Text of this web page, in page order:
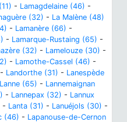
- Lamagdelaine (46) -
(32) - La Malène (48)
- Lamanère (66) -
- Lamarque-Rustaing (65) -
(32) - Lamelouze (30) -
- Lamothe-Cassel (46) -
- Landorthe (31) - Lanespède
Lanne (65) - Lannemaignan
- Lannepax (32) - Lannux
- Lanta (31) - Lanuéjols (30) -
(46) - Lapanouse-de-Cernon